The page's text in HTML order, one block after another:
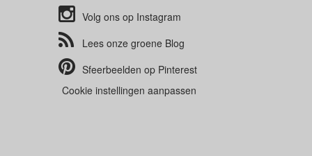
Volg ons op Instagram
Lees onze groene Blog
Sfeerbeelden op Pinterest
Cookie instellingen aanpassen